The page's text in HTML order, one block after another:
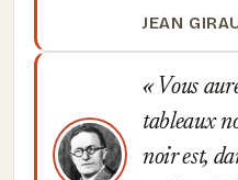
JEAN
Vous
tableaux
noir est,